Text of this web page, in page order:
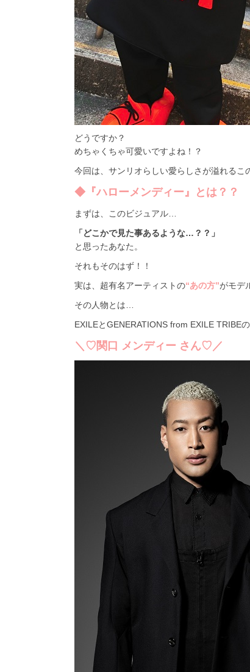
どうですか？
めちゃくちゃ可愛いですよね！？
今回は、サンリオらしい愛らしさが溢れる
◆『ハローメンディー』とは？？
まずは、このビジュアル…
「どこかで見た事あるような…？？」
と思ったあなた。
それもそのはず！！
実は、超有名アーティストの“あの方”がモデ
その人物とは…
EXILEとGENERATIONS from EXILE TRIBE
＼♡関口 メンディー さん♡／